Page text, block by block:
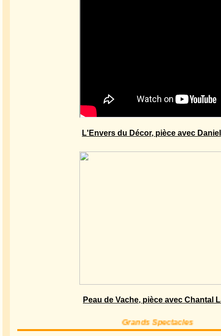
L'Envers du Décor, pièce avec
Peau de Vache, pièce avec Chantal
Grands Spectacles